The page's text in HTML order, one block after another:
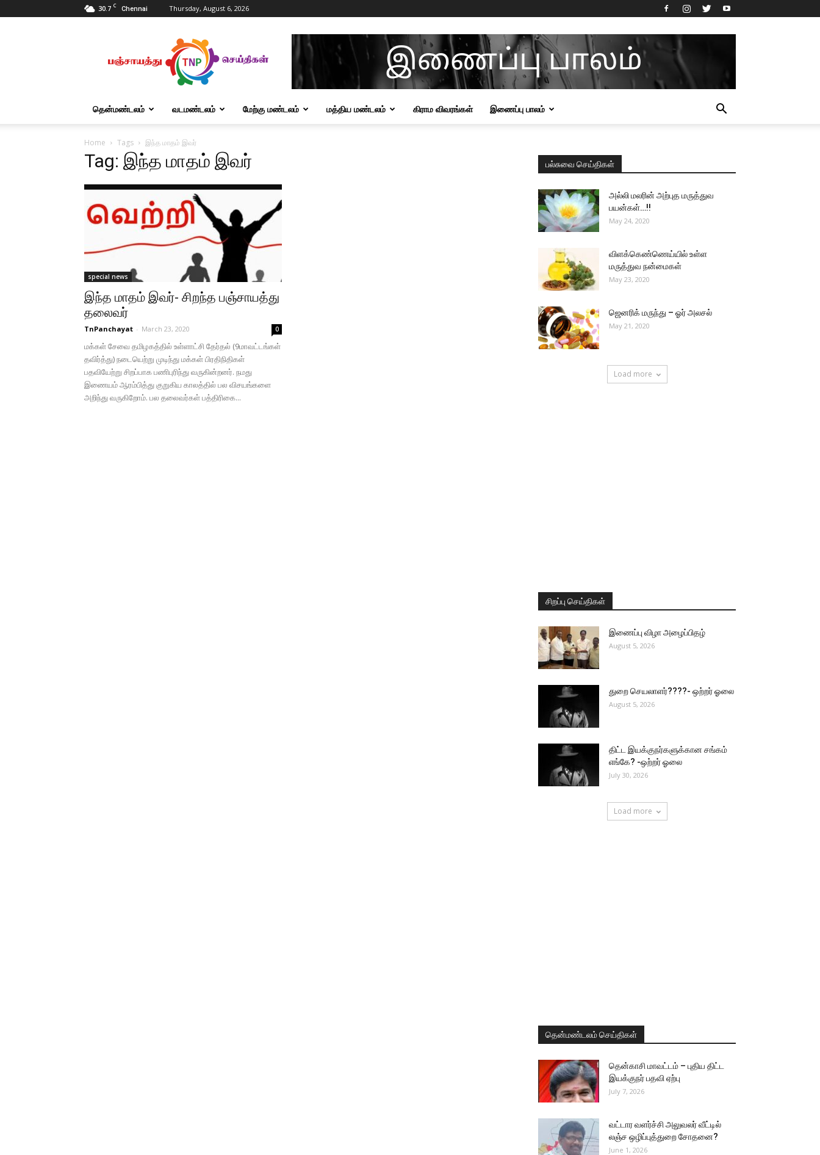
30.7 C Chennai Thursday, August 6, 2026
Tnpanchayat
தென்மண்டலம் வடமண்டலம் மேற்கு மண்டலம் மத்திய மண்டலம் கிராம விவரங்கள் இணைப்பு பாலம்
Home Tags இந்த மாதம் இவர்
Tag: இந்த மாதம் இவர்
special news
இந்த மாதம் இவர்- சிறந்த பஞ்சாயத்து
தலைவர்
TnPanchayat - March 23, 2020 0
மக்கள் சேவை தமிழகத்தில் உள்ளாட்சி தேர்தல் (9மாவட்டங்கள்
தவிர்த்து) நடையெற்று முடிந்து மக்கள் பிரதிநிதிகள்
பதவியேற்று சிறப்பாக பணிபுரிந்து வருகின்றனர். நமது
இணையம் ஆரம்பித்து குறுகிய காலத்தில் பல விசயங்களை
அறிந்து வருகிறோம். பல தலைவர்கள் பத்திரிகை...
பல்சுவை செய்திகள்
அல்லி மலரின் அற்புத மருத்துவ
பயன்கள்…!!
May 24, 2020
விளக்கெண்ணெய்யில் உள்ள
மருத்துவ நன்மைகள்
May 23, 2020
ஜெனரிக் மருந்து – ஓர் அலசல்
May 21, 2020
Load more
சிறப்பு செய்திகள்
இணைப்பு விழா அழைப்பிதழ்
August 5, 2026
துறை செயலாளர்????- ஒற்றர் ஓலை
August 5, 2026
திட்ட இயக்குநர்களுக்கான சங்கம்
எங்கே? -ஒற்றர் ஓலை
July 30, 2026
Load more
தென்மண்டலம் செய்திகள்
தென்காசி மாவட்டம் – புதிய திட்ட
இயக்குநர் பதவி ஏற்பு
July 7, 2026
வட்டார வளர்ச்சி அலுவலர் வீட்டில்
லஞ்ச ஒழிப்புத்துறை சோதனை?
June 1, 2026